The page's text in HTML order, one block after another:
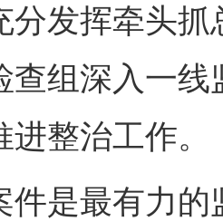
分发挥牵头
查组深入一
整治工作。
最有力的